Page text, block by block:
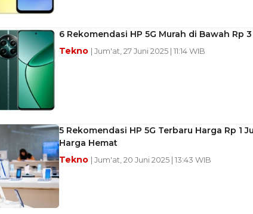
6 Rekomendasi HP 5G Murah di Bawah Rp
Tekno | Jum'at, 27 Juni 2025 | 11:14 WIB
5 Rekomendasi HP 5G Terbaru Harga Rp 1
Harga Hemat
Tekno | Jum'at, 20 Juni 2025 | 13:43 WIB